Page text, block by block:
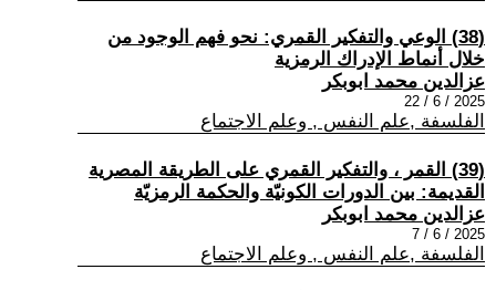
(38) الوعي والتفكير القمري: نحو فهم الوجود من
خلال أنماط الإدراك الرمزية
عزالدين محمد ابوبكر
2025 / 6 / 22
الفلسفة ,علم النفس , وعلم الاجتماع
(39) القمر ، والتفكير القمري على الطريقة المصرية
القديمة: بين الدورات الكونيّة والحكمة الرمزيّة
عزالدين محمد ابوبكر
2025 / 6 / 7
الفلسفة ,علم النفس , وعلم الاجتماع